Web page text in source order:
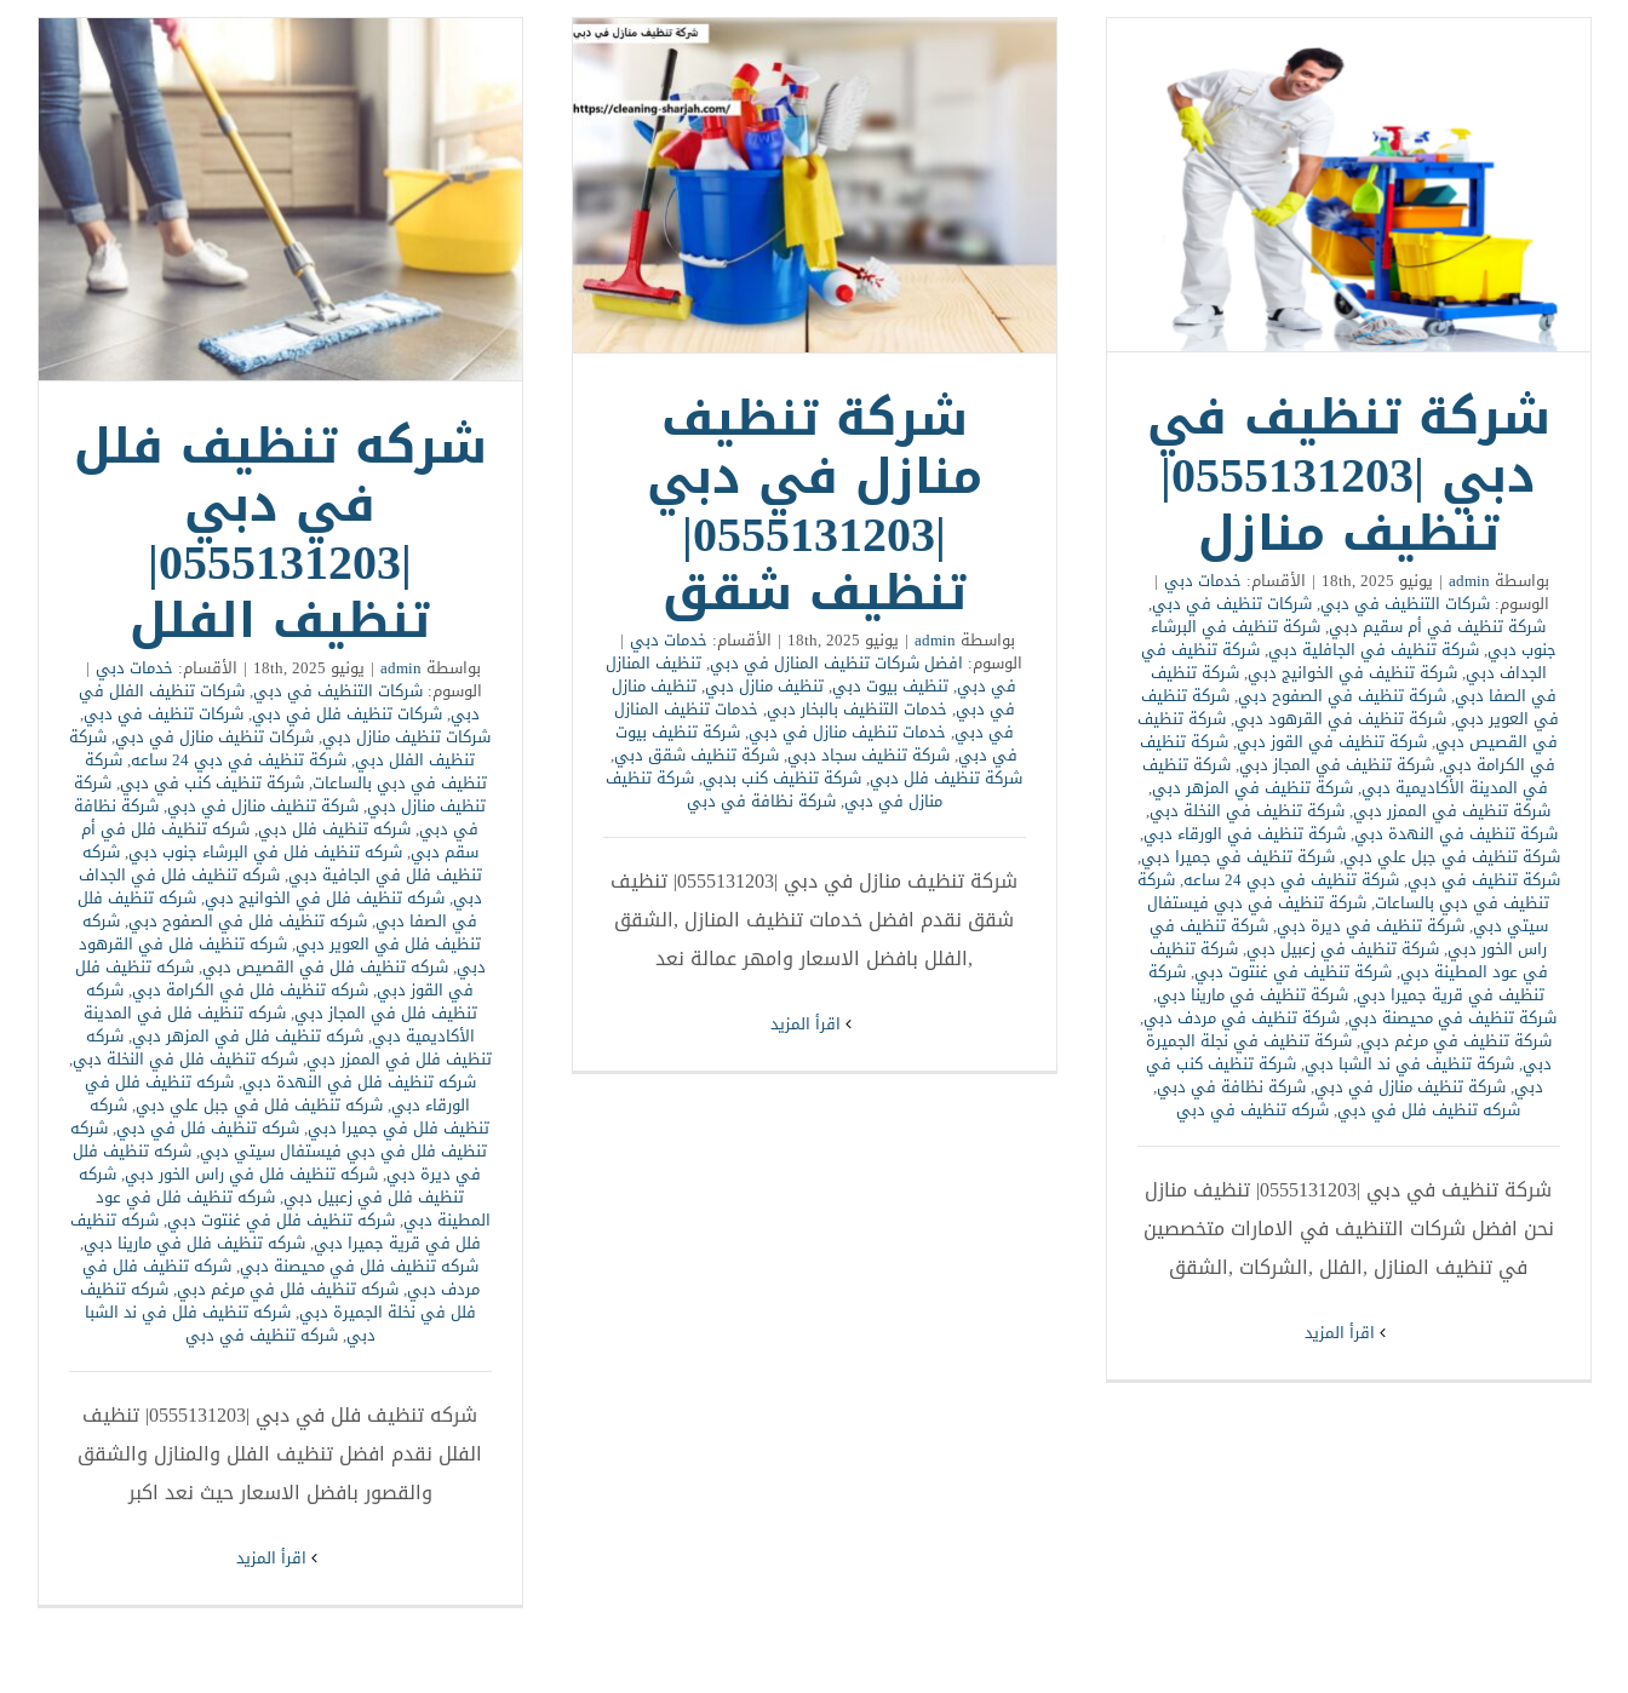
شركة تنظيف في
دبي |0555131203|
تنظيف منازل
بواسطةadmin
| يونيو 18th, 2025 | الأقسام: خدمات دبي |
الوسوم:شركات التنظيف في دبي,شركات تنظيف في دبي,
شركة تنظيف في أم سقيم دبي,شركة تنظيف في البرشاء
جنوب دبي,شركة تنظيف في الجافلية دبي,شركة تنظيف في
الجداف دبي,شركة تنظيف في الخوانيج دبي,شركة تنظيف
في الصفا دبي,شركة تنظيف في الصفوح دبي,شركة تنظيف
في العوير دبي,شركة تنظيف في القرهود دبي,شركة تنظيف
في القصيص دبي,شركة تنظيف في القوز دبي,شركة تنظيف
في الكرامة دبي,شركة تنظيف في المجاز دبي,شركة تنظيف
في المدينة الأكاديمية دبي,شركة تنظيف في المزهر دبي,
شركة تنظيف في الممزر دبي,شركة تنظيف في النخلة دبي,
شركة تنظيف في النهدة دبي,شركة تنظيف في الورقاء دبي,
شركة تنظيف في جبل علي دبي,شركة تنظيف في جميرا دبي,
شركة تنظيف في دبي,شركة تنظيف في دبي 24 ساعه ,شركة
تنظيف في دبي بالساعات,شركة تنظيف في دبي فيستفال
سيتي دبي,شركة تنظيف في ديرة دبي,شركة تنظيف في
راس الخور دبي,شركة تنظيف في زعبيل دبي,شركة تنظيف
في عود المطينة دبي,شركة تنظيف في غنتوت دبي,شركة
تنظيف في قرية جميرا دبي,شركة تنظيف في مارينا دبي,
شركة تنظيف في محيصنة دبي,شركة تنظيف في مردف دبي,
شركة تنظيف في مرغم دبي,شركة تنظيف في نجلة الجميرة
دبي,شركة تنظيف في ند الشبا دبي,شركة تنظيف كنب في
دبي,شركة تنظيف منازل في دبي,شركة نظافة في دبي,
شركه تنظيف فلل في دبي,شركه تنظيف في دبي
شركة تنظيف في دبي |0555131203| تنظيف منازل
نحن افضل شركات التنظيف في الامارات متخصصين
في تنظيف المنازل ,الفلل ,الشركات ,الشقق
‫اقرأ المزيد
شركة تنظيف
منازل في دبي
|0555131203|
تنظيف شقق
بواسطةadmin
| يونيو 18th, 2025 | الأقسام: خدمات دبي |
الوسوم: افضل شركات تنظيف المنازل في دبي,تنظيف المنازل
في دبي,تنظيف بيوت دبي,تنظيف منازل دبي,تنظيف منازل
في دبي, خدمات التنظيف بالبخار دبي, خدمات تنظيف المنازل
في دبي, خدمات تنظيف منازل في دبي,شركة تنظيف بيوت
في دبي,شركة تنظيف سجاد دبي,شركة تنظيف شقق دبي,
شركة تنظيف فلل دبي,شركة تنظيف كنب بدبي,شركة تنظيف
منازل في دبي,شركة نظافة في دبي
شركة تنظيف منازل في دبي |0555131203| تنظيف
شقق نقدم افضل خدمات تنظيف المنازل ,الشقق
,الفلل بافضل الاسعار وامهر عمالة نعد
‫اقرأ المزيد
شركه تنظيف فلل
في دبي
|0555131203|
تنظيف الفلل
بواسطةadmin
| يونيو 18th, 2025 | الأقسام: خدمات دبي |
الوسوم:شركات التنظيف في دبي,شركات تنظيف الفلل في
دبي,شركات تنظيف فلل في دبي,شركات تنظيف في دبي,
شركات تنظيف منازل دبي,شركات تنظيف منازل في دبي,شركة
تنظيف الفلل دبي,شركة تنظيف في دبي 24 ساعه ,شركة
تنظيف في دبي بالساعات,شركة تنظيف كنب في دبي,شركة
تنظيف منازل دبي,شركة تنظيف منازل في دبي,شركة نظافة
في دبي,شركه تنظيف فلل دبي,شركه تنظيف فلل في أم
سقم دبي,شركه تنظيف فلل في البرشاء جنوب دبي,شركه
تنظيف فلل في الجافية دبي,شركه تنظيف فلل في الجداف
دبي,شركه تنظيف فلل في الخوانيج دبي,شركه تنظيف فلل
في الصفا دبي,شركه تنظيف فلل في الصفوح دبي,شركه
تنظيف فلل في العوير دبي,شركه تنظيف فلل في القرهود
دبي,شركه تنظيف فلل في القصيص دبي,شركه تنظيف فلل
في القوز دبي,شركه تنظيف فلل في الكرامة دبي,شركه
تنظيف فلل في المجاز دبي,شركه تنظيف فلل في المدينة
الأكاديمية دبي,شركه تنظيف فلل في المزهر دبي,شركه
تنظيف فلل في الممزر دبي,شركه تنظيف فلل في النخلة دبي,
شركه تنظيف فلل في النهدة دبي,شركه تنظيف فلل في
الورقاء دبي,شركه تنظيف فلل في جبل علي دبي,شركه
تنظيف فلل في جميرا دبي,شركه تنظيف فلل في دبي,شركه
تنظيف فلل في دبي فيستفال سيتي دبي,شركه تنظيف فلل
في ديرة دبي,شركه تنظيف فلل في راس الخور دبي,شركه
تنظيف فلل في زعبيل دبي,شركه تنظيف فلل في عود
المطينة دبي,شركه تنظيف فلل في غنتوت دبي,شركه تنظيف
فلل في قرية جميرا دبي,شركه تنظيف فلل في مارينا دبي,
شركه تنظيف فلل في محيصنة دبي,شركه تنظيف فلل في
مردف دبي,شركه تنظيف فلل في مرغم دبي,شركه تنظيف
فلل في نخلة الجميرة دبي,شركه تنظيف فلل في ند الشبا
دبي,شركه تنظيف في دبي
شركه تنظيف فلل في دبي |0555131203| تنظيف
الفلل نقدم افضل تنظيف الفلل والمنازل والشقق
والقصور بافضل الاسعار حيث نعد اكبر
‫اقرأ المزيد